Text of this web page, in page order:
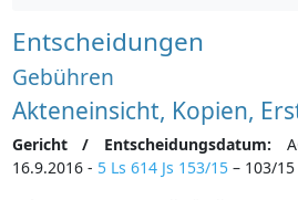
Entscheidungen
Gebühren
Akteneinsicht, Kopien,
Gericht / Entscheidungsdatum:
16.9.2016 - 5 Ls 614 Js 153/15– 103/15